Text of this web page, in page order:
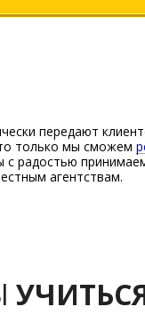
передают
только мы сможем
с радостью
агентствам.